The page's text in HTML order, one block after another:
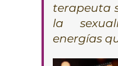
terapeuta
la
energías